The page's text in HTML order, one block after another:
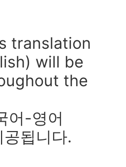
translation
will be
the
어-영어
됩니다.